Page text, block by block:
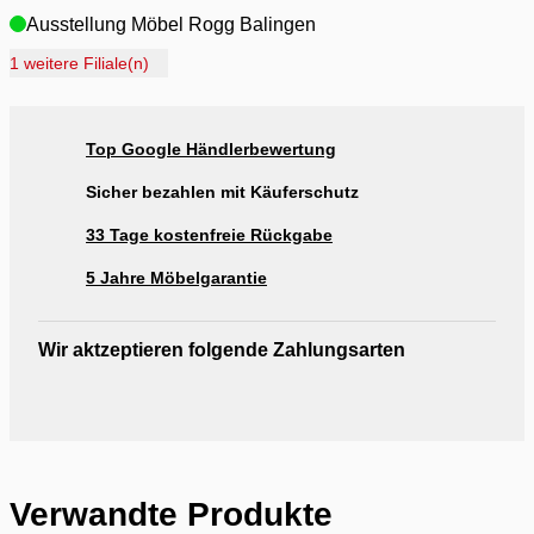
Ausstellung Möbel Rogg Balingen
Ausstellung Rogg Discount Balingen
Ausstellung Möbel Rogg Reutlingen
1 weitere Filiale(n)
Top Google Händlerbewertung
Sicher bezahlen mit Käuferschutz
33 Tage kostenfreie Rückgabe
5 Jahre Möbelgarantie
Wir aktzeptieren folgende Zahlungsarten
Verwandte Produkte